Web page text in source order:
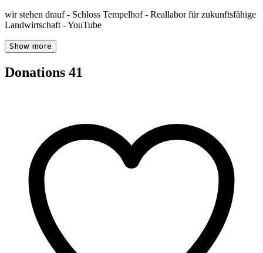
wir stehen drauf - Schloss Tempelhof - Reallabor für zukunftsfähige
Landwirtschaft - YouTube
Show more
Donations 41